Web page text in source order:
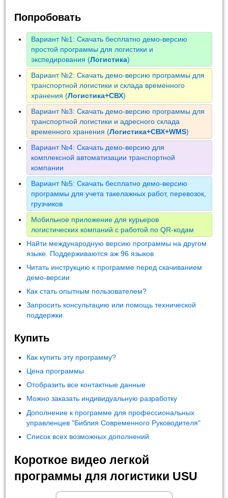
Попробовать
Вариант №1: Скачать бесплатно демо-версию
простой программы для логистики и
экспедирования (Логистика)
Вариант №2: Скачать демо-версию программы для
транспортной логистики и склада временного
хранения (Логистика+СВХ)
Вариант №3: Скачать демо-версию программы для
транспортной логистики и адресного склада
временного хранения (Логистика+СВХ+WMS)
Вариант №4: Скачать демо-версию для
комплексной автоматизации транспортной
компании
Вариант №5: Скачать бесплатно демо-версию
программы для учета такелажных работ, перевозок,
грузчиков
Мобильное приложение для курьеров
логистических компаний с работой по QR-кодам
Найти международную версию программы на другом
языке. Поддерживаются аж 96 языков
Читать инструкцию к программе перед скачиванием
демо-версии
Как стать опытным пользователем?
Запросить консультацию или помощь технической
поддержки
Купить
Как купить эту программу?
Цена программы
Отобразить все контактные данные
Можно заказать индивидуальную разработку
Дополнение к программе для профессиональных
управленцев "Библия Современного Руководителя"
Список всех возможных дополнений
Короткое видео легкой
программы для логистики USU